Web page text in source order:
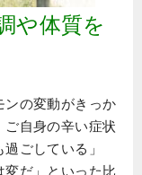
や体質を
ンの変動がきっか
ご自身の辛い症状
ごしている」
変だ」といった比